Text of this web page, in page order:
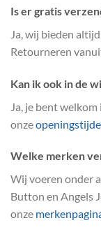
Is er gratis
Ja, wij bieden
Retourneren
Kan ik ook in de
Ja, je bent
onze
Welke merken
Wij voeren onder
Button en Angels
onze